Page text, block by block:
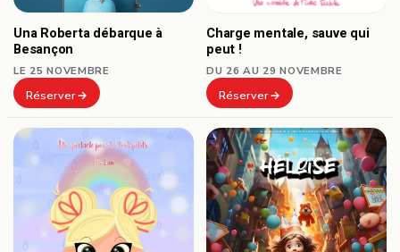
Una Roberta débarque à
Besançon
LE 25 NOVEMBRE
Réserver
Charge mentale, sauve qui
peut !
DU 26 AU 29 NOVEMBRE
Réserver